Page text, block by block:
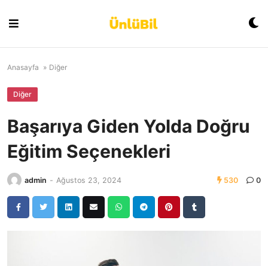
content
Anasayfa » Diğer
Diğer
Başarıya Giden Yolda Doğru
Eğitim Seçenekleri
admin - Ağustos 23, 2024 530 0